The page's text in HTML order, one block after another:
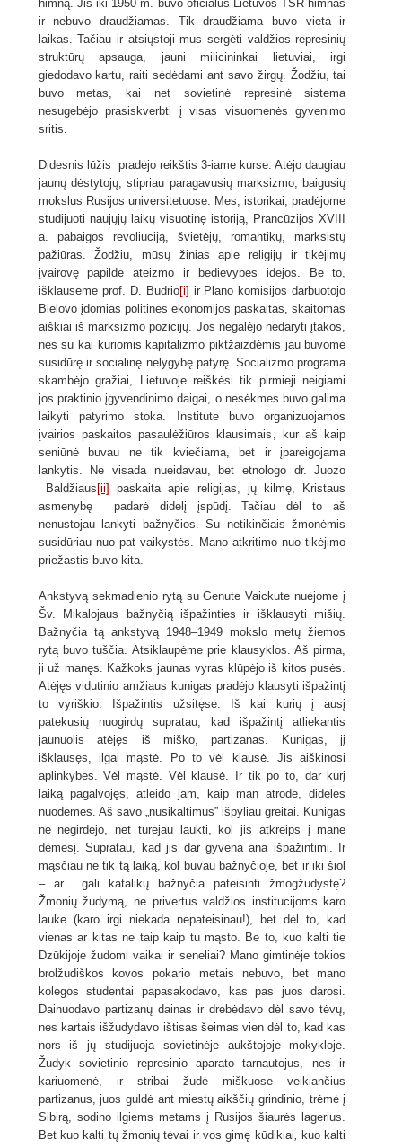
himną. Jis iki 1950 m. buvo oficialus Lietuvos TSR himnas
ir nebuvo draudžiamas. Tik draudžiama buvo vieta ir
laikas. Tačiau ir atsiųstoji mus sergėti valdžios represinių
struktūrų apsauga, jauni milicininkai lietuviai, irgi
giedodavo kartu, raiti sėdėdami ant savo žirgų. Žodžiu, tai
buvo metas, kai net sovietinė represinė sistema
nesugebėjo prasiskverbti į visas visuomenės gyvenimo
sritis.
Didesnis lūžis pradėjo reikštis 3-iame kurse. Atėjo daugiau
jaunų dėstytojų, stipriau paragavusių marksizmo, baigusių
mokslus Rusijos universitetuose. Mes, istorikai, pradėjome
studijuoti naujųjų laikų visuotinę istoriją, Prancūzijos XVIII
a. pabaigos revoliuciją, švietėjų, romantikų, marksistų
pažiūras. Žodžiu, mūsų žinias apie religijų ir tikėjimų
įvairovę papildė ateizmo ir bedievybės idėjos. Be to,
išklausėme prof. D. Budrio[i] ir Plano komisijos darbuotojo
Bielovo įdomias politinės ekonomijos paskaitas, skaitomas
aiškiai iš marksizmo pozicijų. Jos negalėjo nedaryti įtakos,
nes su kai kuriomis kapitalizmo piktžaizdėmis jau buvome
susidūrę ir socialinę nelygybę patyrę. Socializmo programa
skambėjo gražiai, Lietuvoje reiškėsi tik pirmieji neigiami
jos praktinio įgyvendinimo daigai, o nesėkmes buvo galima
laikyti patyrimo stoka. Institute buvo organizuojamos
įvairios paskaitos pasaulėžiūros klausimais, kur aš kaip
seniūnė buvau ne tik kviečiama, bet ir įpareigojama
lankytis. Ne visada nueidavau, bet etnologo dr. Juozo
Baldžiaus [ii]
paskaita apie religijas, jų kilmę, Kristaus
asmenybę padarė didelį įspūdį. Tačiau dėl to aš
nenustojau lankyti bažnyčios. Su netikinčiais žmonėmis
susidūriau nuo pat vaikystės. Mano atkritimo nuo tikėjimo
priežastis buvo kita.
Ankstyvą sekmadienio rytą su Genute Vaickute nuėjome į
Šv. Mikalojaus bažnyčią išpažinties ir išklausyti mišių.
Bažnyčia tą ankstyvą 1948–1949 mokslo metų žiemos
rytą buvo tuščia. Atsiklaupėme prie klausyklos. Aš pirma,
ji už manęs. Kažkoks jaunas vyras klūpėjo iš kitos pusės.
Atėjęs vidutinio amžiaus kunigas pradėjo klausyti išpažintį
to vyriškio. Išpažintis užsitęsė. Iš kai kurių į ausį
patekusių nuogirdų supratau, kad išpažintį atliekantis
jaunuolis atėjęs iš miško, partizanas. Kunigas, jį
išklausęs, ilgai mąstė. Po to vėl klausė. Jis aiškinosi
aplinkybes. Vėl mąstė. Vėl klausė. Ir tik po to, dar kurį
laiką pagalvojęs, atleido jam, kaip man atrodė, dideles
nuodėmes. Aš savo „nusikaltimus” išpyliau greitai. Kunigas
nė negirdėjo, net turėjau laukti, kol jis atkreips į mane
dėmesį. Supratau, kad jis dar gyvena ana išpažintimi. Ir
mąsčiau ne tik tą laiką, kol buvau bažnyčioje, bet ir iki šiol
– ar gali katalikų bažnyčia pateisinti žmogžudystę?
Žmonių žudymą, ne privertus valdžios institucijoms karo
lauke (karo irgi niekada nepateisinau!), bet dėl to, kad
vienas ar kitas ne taip kaip tu mąsto. Be to, kuo kalti tie
Dzūkijoje žudomi vaikai ir seneliai? Mano gimtinėje tokios
brolžudiškos kovos pokario metais nebuvo, bet mano
kolegos studentai papasakodavo, kas pas juos darosi.
Dainuodavo partizanų dainas ir drebėdavo dėl savo tėvų,
nes kartais išžudydavo ištisas šeimas vien dėl to, kad kas
nors iš jų studijuoja sovietinėje aukštojoje mokykloje.
Žudyk sovietinio represinio aparato tarnautojus, nes ir
kariuomenė, ir stribai žudė miškuose veikiančius
partizanus, juos guldė ant miestų aikščių grindinio, trėmė į
Sibirą, sodino ilgiems metams į Rusijos šiaurės lagerius.
Bet kuo kalti tų žmonių tėvai ir vos gimę kūdikiai, kuo kalti